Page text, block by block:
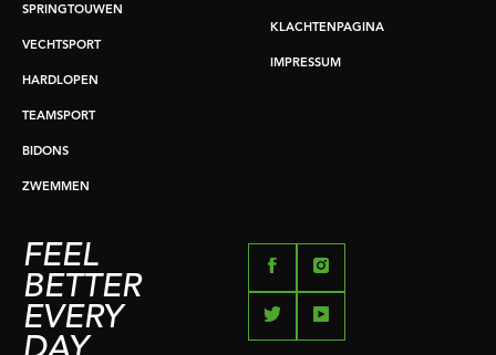
SPRINGTOUWEN
VECHTSPORT
HARDLOPEN
TEAMSPORT
BIDONS
ZWEMMEN
KLACHTENPAGINA
IMPRESSUM
FEEL
BETTER
EVERY